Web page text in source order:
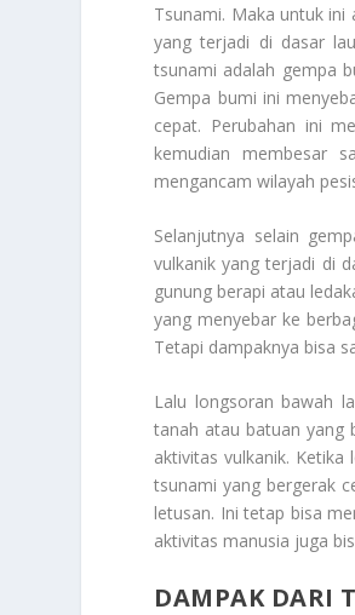
Tsunami. Maka untuk ini
yang terjadi di dasar
tsunami adalah gempa
Gempa bumi ini
cepat. Perubahan ini
kemudian membesar
mengancam wilayah
Selanjutnya selain
vulkanik yang terjadi di
gunung berapi atau
yang menyebar ke
Tetapi dampaknya bisa
Lalu longsoran bawah
tanah atau batuan yang
aktivitas vulkanik.
tsunami yang bergerak
letusan. Ini tetap bisa
aktivitas manusia juga
DAMPAK DARI